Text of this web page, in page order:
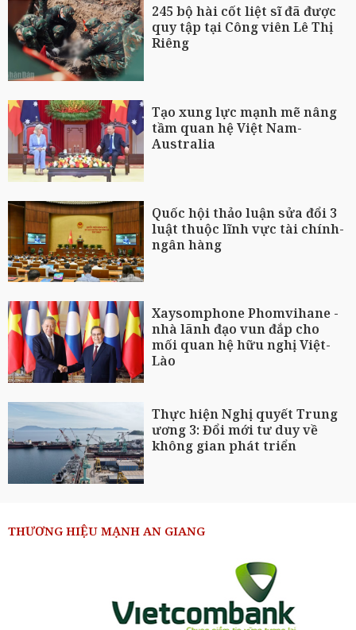
245 bộ hài cốt liệt sĩ đã được
quy tập tại Công viên Lê Thị
Riêng
Tạo xung lực mạnh mẽ nâng
tầm quan hệ Việt Nam-
Australia
Quốc hội thảo luận sửa đổi 3
luật thuộc lĩnh vực tài chính-
ngân hàng
Xaysomphone Phomvihane -
nhà lãnh đạo vun đắp cho
mối quan hệ hữu nghị Việt-
Lào
Thực hiện Nghị quyết Trung
ương 3: Đổi mới tư duy về
không gian phát triển
THƯƠNG HIỆU MẠNH AN GIANG